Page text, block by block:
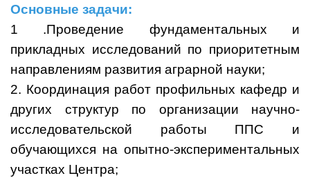
Основные задачи:
1 .Проведение фундаментальных и
прикладных исследований по приоритетным
направлениям развития аграрной науки;
2. Координация работ профильных кафедр и
других структур по организации научно-
исследовательской работы ППС и
обучающихся на опытно-экспериментальных
участках Центра;